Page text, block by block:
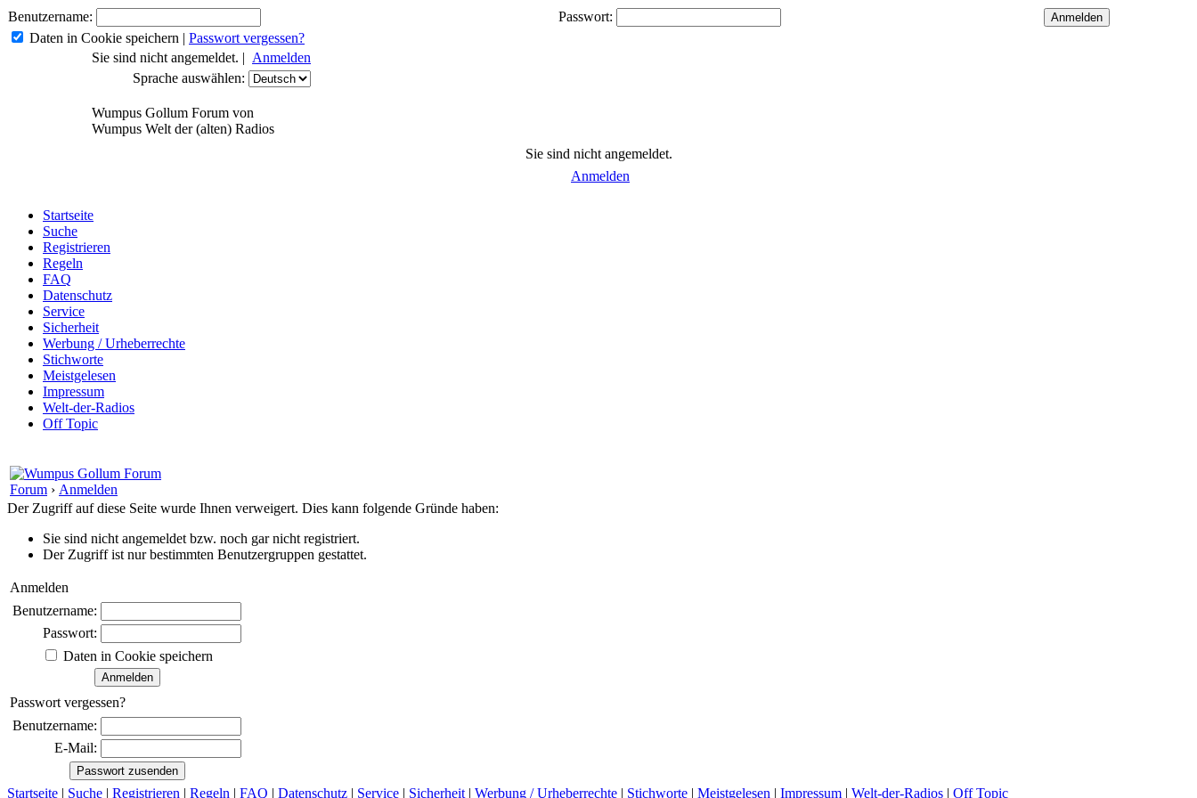
Benutzername:
Passwort:
Daten in Cookie speichern | Passwort vergessen?
Sie sind nicht angemeldet. | Anmelden
Sprache auswählen:
Wumpus Gollum Forum von
Wumpus Welt der (alten) Radios
Sie sind nicht angemeldet.
Anmelden
Startseite
Suche
Registrieren
Regeln
FAQ
Datenschutz
Service
Sicherheit
Werbung / Urheberrechte
Stichworte
Meistgelesen
Impressum
Welt-der-Radios
Off Topic
Forum › Anmelden
Der Zugriff auf diese Seite wurde Ihnen verweigert. Dies kann folgende Gründe haben:
Sie sind nicht angemeldet bzw. noch gar nicht registriert.
Der Zugriff ist nur bestimmten Benutzergruppen gestattet.
Anmelden
Benutzername:
Passwort:
Daten in Cookie speichern
Passwort vergessen?
Benutzername:
E-Mail:
Startseite | Suche | Registrieren | Regeln | FAQ | Datenschutz | Service | Sicherheit | Werbung / Urheberrechte | Stichworte | Meistgelesen | Impressum | Welt-der-Radios | Off Topic